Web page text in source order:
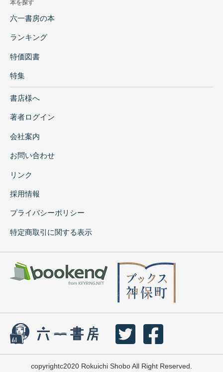
本を探す
六一書房の本
ランキング
特価図書
特集
書店様へ
著者ログイン
会社案内
お問い合わせ
リンク
採用情報
プライバシーポリシー
特定商取引に関する表示
copyrightc2020 Rokuichi Shobo All Right Reserved.